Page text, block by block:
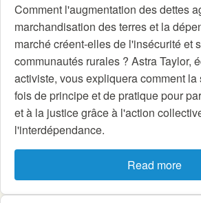
Comment l'augmentation des dettes
marchandisation des terres et la
marché créent-elles de l'insécurité et
communautés rurales ? Astra Taylor,
activiste, vous expliquera comment
fois de principe et de pratique pour
et à la justice grâce à l'action
l'interdépendance.
Read more